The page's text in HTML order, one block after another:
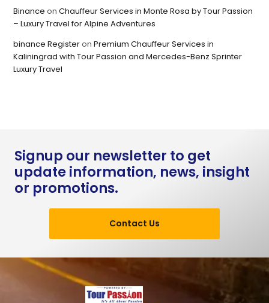
Binance onChauffeur Services in Monte Rosa by Tour Passion
– Luxury Travel for Alpine Adventures
binance RegisteronPremium Chauffeur Services in
Kaliningrad with Tour Passion and Mercedes-Benz Sprinter
Luxury Travel
Signup our newsletter to get
update information, news, insight
or promotions.
Contact Us